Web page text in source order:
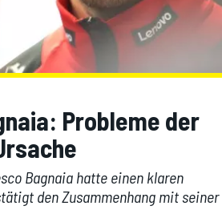
Probleme der
Bagnaia hatte einen klaren
den Zusammenhang mit seiner